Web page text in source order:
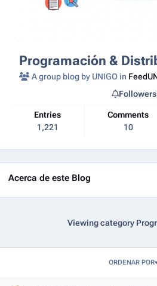
Programación &
A group blog by UNIGO in
Entries
1,221
Comments
10
Followers
Acerca de este Blog
Viewing category
ORDENAR POR